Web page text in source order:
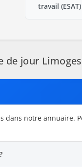
travail (ESAT)
jour Limoges
dans notre annuaire.